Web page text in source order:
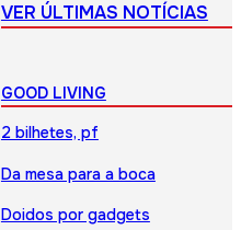
VER ÚLTIMAS NOTÍCIAS
GOOD LIVING
2 bilhetes, pf
Da mesa para a boca
Doidos por gadgets